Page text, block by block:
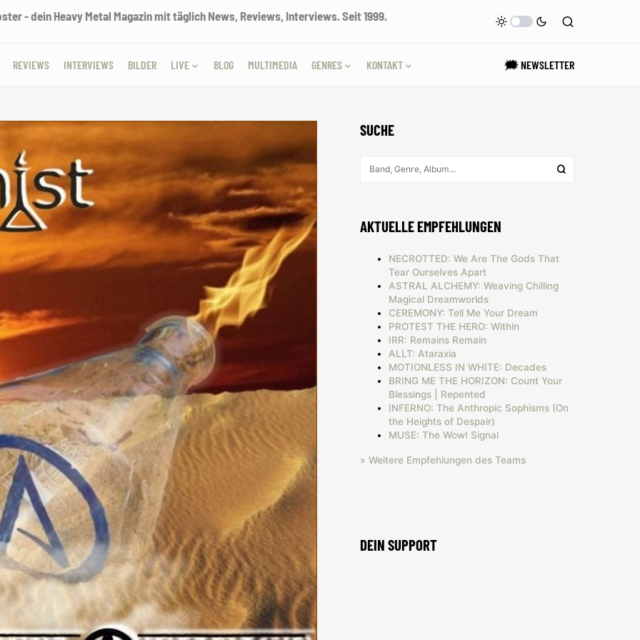
- dein Heavy Metal Magazin mit täglich News, Reviews, Interviews. Seit 1999.
REVIEWS INTERVIEWS BILDER LIVE BLOG MULTIMEDIA GENRES KONTAKT 🗯 NEWSLETTER
SUCHE
AKTUELLE EMPFEHLUNGEN
NECROTTED: We Are The Gods That
Tear Ourselves Apart
ASTRAL ALCHEMY: Weaving Chilling
Magical Dreamworlds
CEREMONY: Tell Me Your Dream
PROTEST THE HERO: Within
IRR: Remains Remain
ALLT: Ataraxia
MOTIONLESS IN WHITE: Decades
BRING ME THE HORIZON: Count Your
Blessings | Repented
INFERNO: The Anthropic Sophisms (On
the Heights of Despair)
MUSE: The Wow! Signal
» Weitere Empfehlungen des Teams
DEIN SUPPORT